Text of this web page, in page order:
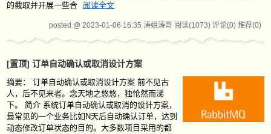
的截取并开展一些合
阅读全文
posted @ 2023-01-06 16:35 涛姐涛哥 阅读(1073) 评论(0) 推荐(0)
[置顶] 订单自动确认或取消设计方案
摘要：订单自动确认或取消设计方案 前不见古
人，后不见来者。念天地之悠悠，独怆然而涕
下。 简介 系统订单自动确认或取消的设计方案，
最常见的一个业务比如N天后自动确认订单，达到
动态修改订单状态的目的。大多数项目采用的都